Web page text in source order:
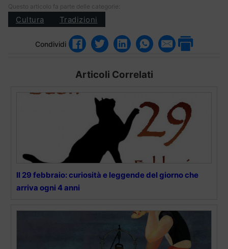
Questo articolo fa parte delle categorie:
Cultura Tradizioni
Condividi
Articoli Correlati
Il 29 febbraio: curiosità e leggende del giorno che
arriva ogni 4 anni